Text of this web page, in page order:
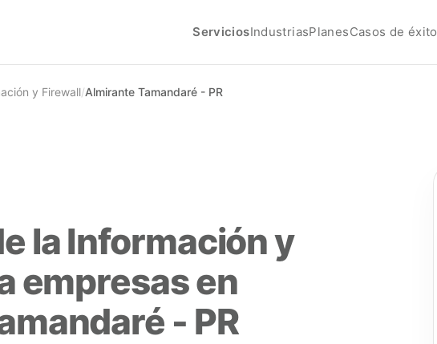
ServiciosIndustriasPlanesCasos de éxito
y Firewall/Almirante Tamandaré - PR
la Información y
empresas en
- PR